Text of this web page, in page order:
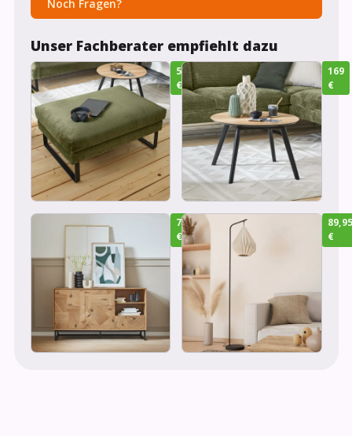
Noch Fragen?
Unser Fachberater empfiehlt dazu
549
€
169
€
749
€
89,95
€